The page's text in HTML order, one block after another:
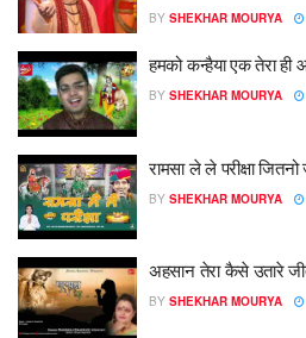
BY SHEKHAR MOURYA
हमको कन्हैया एक तेरा
BY SHEKHAR MOURYA
रामसा ले ले परीक्षा
BY SHEKHAR MOURYA
अहसान तेरा कैसे उतारे
BY SHEKHAR MOURYA